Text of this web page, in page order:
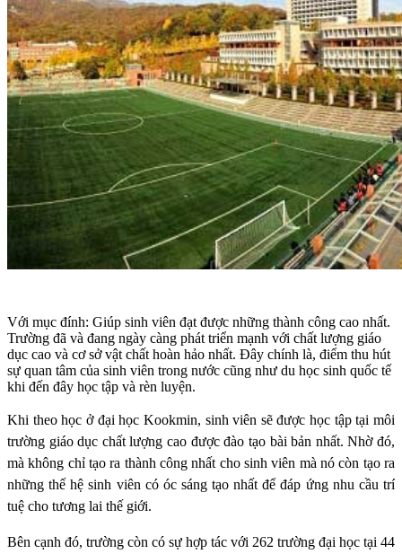
Với mục đính: Giúp sinh viên đạt được những thành công cao nhất.
Trường đã và đang ngày càng phát triển mạnh với chất lượng giáo
dục cao và cơ sở vật chất hoàn hảo nhất. Đây chính là, điểm thu hút
sự quan tâm của sinh viên trong nước cũng như du học sinh quốc tế
khi đến đây học tập và rèn luyện.
Khi theo học ở đại học Kookmin, sinh viên sẽ được học tập tại môi
trường giáo dục chất lượng cao được đào tạo bài bản nhất. Nhờ đó,
mà không chỉ tạo ra thành công nhất cho sinh viên mà nó còn tạo ra
những thế hệ sinh viên có óc sáng tạo nhất để đáp ứng nhu cầu trí
tuệ cho tương lai thế giới.
Bên cạnh đó, trường còn có sự hợp tác với 262 trường đại học tại 44